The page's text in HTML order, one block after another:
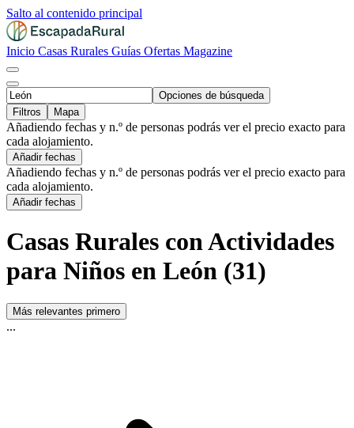
Salto al contenido principal
Inicio Casas Rurales Guías Ofertas Magazine
Opciones de búsqueda
Filtros
Mapa
Añadiendo fechas y n.º de personas podrás ver el precio exacto para
cada alojamiento.
Añadir fechas
Añadiendo fechas y n.º de personas podrás ver el precio exacto para
cada alojamiento.
Añadir fechas
Casas Rurales con Actividades
para Niños en León (31)
Más relevantes primero
...